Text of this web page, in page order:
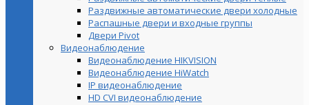
Раздвижные автоматические двери холодные
Распашные двери и входные группы
Двери Pivot
Видеонаблюдение
Видеонаблюдение HIKVISION
Видеонаблюдение HiWatch
IP видеонаблюдение
HD CVI видеонаблюдение